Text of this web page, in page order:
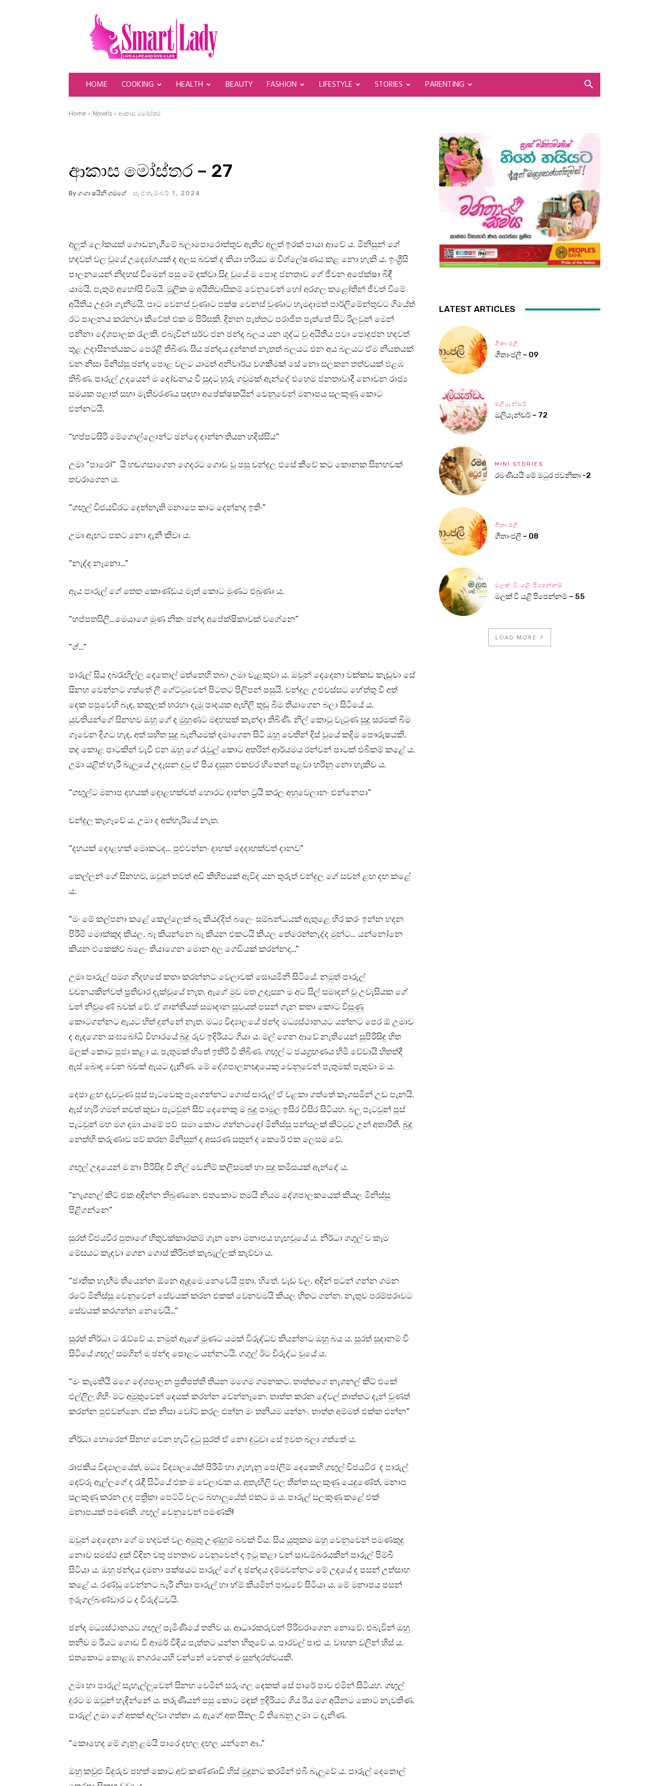
SmartLady
HOME COOKING HEALTH BEAUTY FASHION LIFESTYLE STORIES PARENTING
Home Novels ආකාස මෝස්තර
ආකාස මෝස්තර – 27
By ගංගා ෂයිනි ගමගේ සැප්තැම්බර් 1, 2024
අලුත් ලෝකයක් ගොඩනැගීමේ බලාපොරොත්තුව ඇතිව අලුත් ඉරක් පායා ආවේ ය. මිනිසුන් ගේ
හදවත් වල වූයේ උද්‍යෝගයක් ද අලස බවක් ද කියා හරියට ම විශ්ලේෂණය කළ නො හැකි ය. ඉංග්‍රීසි
පාලනයෙන් නිදහස් වීමෙන් පසු මේ දක්වා සිදු වූයේ ම පොදු ජනතාව ගේ ජීවන අපේක්ෂා බිඳී
යාමයි. පැතුම් අහෝසි වීමයි. මූලික ම අයිතිවාසිකම් වෙනුවෙන් හෝ අරගල කළෝතින් ජීවත් වීමේ
අයිතිය උදුරා ගැනීමයි. පාට වෙනස් වුණාට පක්ෂ වෙනස් වුණාට හැමදාමත් පාර්ලිමේන්තුවට ගියේත්
රට පාලනය කරනවා කීවේත් එක ම පිරිසකි. දිනන පැත්තට පරාජිත පැත්තේ සිට රිලවුන් මෙන්
පනිනා දේශපාලක රැලකි. එබැවින් සර්ව ජන ඡන්ද බලය යන ශුද්ධ වූ අයිතිය පවා පොදුජන හදවත්
තුළ උදාසීනත්යකට පෙරළී තිබිණ. සිය ඡන්දය දුන්නත් නැතත් බලයට එන අය බලයට ඒම නියතයක්
වන නිසා මිනිස්සු ඡන්ද පොළ වලට යාමත් අනිවාර්ය වගකීමක් සේ නො සලකන තත්වයක් එළඹ
තිබිණ. පාරුල් උදයෙන් ම දෝවනය වී සුදට හුරු ගවුමක් ඇන්දේ එහෙම ජනතාවාදී නොවන රාජ්‍ය
සමයක පළාත් සභා මැතිවරණය සඳහා අපේක්ෂකයින් වෙනුවෙන් මනාපය සලකුණු කොට
එන්නටයි.
“හප්පටසිරි මේගොල්ලොන්ට ඡන්දෙ දාන්න තියන හදිස්සිය”
උමා “පාරෝ” යි හඬගසාගෙන ගෙදරට ගොඩ වූ පසු චන්දුල එසේ කීවේ කට කොනක සිනහවක්
තවරාගෙන ය.
“ගඟුල් විජයවීරට දෙන්නැති මනාපෙ කාට දෙන්නද ඉතිං”
උමා ඇඟට පතට නො දැනී කීවා ය.
“නැද්ද නෑනො…”
ඇය පාරුල් ගේ තෙත කොණ්ඩය මෑත් කොට මූණට එබුණා ය.
“හප්පතසිලි…මෙයාගෙ මූණ නිකං ඡන්ද අපේක්ෂිකාවක් වගේනෙ”
“ශ්…”
පාරුල් සිය දබරැඟිල්ල දෙතොල් මත්තෙහි තබා උමා වැළකුවා ය. ඔවුන් දෙදෙනා වක්කඩ කැඩුවා සේ
සිනහ වෙන්නට ගත්තේ ලී ගේට්ටුවෙන් පිටතට පිලිපන් පසුයි. චන්දුල උළුවස්සට හේත්තු වී අත්
දෙක පපුවෙහි බැඳ, කකුලක් හරහා දැමූ පාදයක ඇඟිලි තුඩු බිම තියාගෙන බලා සිටියේ ය.
යුවතියන්ගේ සිනහව ඔහු ගේ ද මුහුණට මඳහසක් කැන්දා තිබිණි. නිල් කොටු වැටුණ සුදු සරමක් බිම
ගෑවෙන දිගට හැඳ, අත් සහිත සුදු බැනියමක් දමාගෙන සිටි ඔහු වෙතින් දිස් වූයේ කදිම පෞරුෂයකි.
තද කොළ පාටකින් වැවී එන ඔහු ගේ රැවුල් කොට අතරින් ආර්යමය රන්වන් පාටක් එබිකම් කළේ ය.
උමා යළිත් හැරී බැලූයේ උදෑසන දුටු ඒ පිය දසුන එකවර හිතෙන් පළවා හරිනු නො හැකිව ය.
“ගඟුල්ට මනාප දහයක් දොළහක්වත් හොරට දාන්න ට්‍රයි කරල අහුවෙලානං එන්නෙපා”
චන්දුල කෑගෑවේ ය. උමා ද අත්හැරියේ නැත.
“දහයක් දොළහක් මොකටද… පුළුවන්නං දාහක් දෙදාහක්වත් දානව”
කෙල්ලන් ගේ සිනහව, ඔවුන් තවත් අඩි කිහිපයක් ඇවිද යන තුරුත් චන්දුල ගේ සවන් ළඟ දඟ කළේ
ය.
“මං මේ කල්පනා කළේ කෙල්ලෙක් බෑ කියද්දිත් බලෙං සම්බන්ධයක් ඇතුළෙ හිර කරං ඉන්න හදන
පිරිමි මොක්කුද කියල. බෑ කියන්නෙ බෑ කියන එකටයි කියල තේරෙන්නැද්ද මුන්ට… යන්නෝනෙ
කියන එකෙක්ව බලෙං තියාගෙන මොන අල ගෙඩියක් කරන්නද…”
උමා පාරුල් සමග නිදහසේ කතා කරන්නට වෙලාවක් සොයමිනි සිටියේ. නමුත් පාරුල්
වචනයකින්වත් ප්‍රතිචාර දැක්වූයේ නැත. ඇගේ මුව මත උදෑසන ම අට සිල් සමාදන් වූ උවැසියක ගේ
වන් නිවුණේ බවක් වේ. ඒ ශාන්තියත් සමාදාන සුවයත් පසන් ගැන කතා කොට විසුණු
කොටගන්නට ඇයට හිත් දුන්නේ නැත. මධ්‍ය විද්‍යාලයේ ඡන්ද මධ්‍යස්ථානයට යන්නට පෙර ඕ උමාව
ද ඇදගෙන සංඝබෝධි විහාරයේ බුදු රුව ඉදිරියට ගියා ය. මල් ගෙන ආවේ නැතියෙන් සුපිරිසිඳු හිත
මලක් කොට පූජා කළා ය. පැතුමක් හිතේ ඉතිරි වී තිබිණ. ගඟුල් ට ජයග්‍රහණය හිමි වේවායි හිතත්දී
ඇස් බොඳ වෙන බවක් ඇයට දැනිණ. මේ දේශපාලනඥයෙකු වෙනුවෙන් පැතුමක් පැතුවා ම ය.
දෙපා ළඟ දැවටුණ පූස් පැටවෙකු පෑගෙන්නට ගොස් පාරුල් ඒ වළකා ගත්තේ කෑගසමින් උඩ පැනයි.
ඇස් හැරි ගමන් තවත් කුඩා පැටවුන් සිව් දෙනෙකු ම බුදු පාමුල ඉසිර විසිර සිටියහ. බලු පැටවුන් පූස්
පැටවුන් මහ මග දමා යාමේ පව් සමා කොට ගන්නටදෝ මිනිස්සු පන්සලක් කිට්ටුව උන් අතාරිති. බුදු
නෙත්හි කරුණාව පව් කරන මිනිසුන් ද අසරණ සතුන් ද කෙරේ එක ලෙසම වේ.
ගඟුල් උදයෙන් ම නා පිරිසිඳු වී නිල් ඩෙනිම් කලිසමක් හා සුදු කමිසයක් ඇන්දේ ය.
“නැශනල් කිට් එක අඳින්න තිබුණනෙ. එතකොට තමයි නියම දේශපාලකයෙක් කියල මිනිස්සු
පිළිගන්නෙ”
සුරත් විජයවීර පුතාගේ හිතුවක්කාරකම් ගැන නො මනාපය හැඟවූයේ ය. නිර්ධා ගගුල් ව කෑම
මේසයට කැඳවා ගෙන ගොස් කිරිබත් කැබැල්ලක් කැව්වා ය.
“ජාතික හැඟීම තියෙන්න ඕනෙ ඇඳුමෙ නෙවෙයි පුතා. හිතේ. වැඩ වල. අදින් පටන් ගන්න ගමන
රටේ මිනිස්සු වෙනුවෙන් සේවයක් කරන එකක් වෙනවමයි කියල හිතට ගන්න. නැතුව පරම්පරාවට
සේවයක් කරගන්න නෙවෙයි…”
සුරත් නිර්ධා ට රැව්වේ ය. නමුත් ඇගේ මූණට යමක් විරුද්ධව කියන්නට ඔහු බය ය. සුරත් සූදානම් වී
සිටියේ ගඟුල් සමගින් ම ඡන්ද පොළට යන්නටයි. ගගුල් ඊට විරුද්ධ වූයේ ය.
“මං කැමතියි මගෙ දේශපාලන ප්‍රතිපත්ති තියන මගෙම ගමනකට. තාත්තගෙ නැශනල් කිට් එකේ
එල්ලිල ගිහිං මට අමුතුවෙන් දෙයක් කරන්න වෙන්නෑනෙ. තාත්ත කරන දේවල් තාත්තට දැන් වුණත්
කරන්න පුළුවන්නෙ. ඒක නිසා වෝට් කරල එන්න මං තනියම යන්නං. තාත්ත අම්මත් එක්ක එන්න”
නිර්ධා හොරෙන් සිනහ වෙන හැටි දුටු සුරත් ඒ නො දුටුවා සේ ඉවත බලා ගත්තේ ය.
රාජකීය විද්‍යාලයේත්, මධ්‍ය විද්‍යාලයේත් පිරිමි හා ගැහැනු පෝලිම් දෙකෙහි ගඟුල් විජයවීර ද පාරුල්
දෙව්රූ ඇල්ලගේ ද රැඳී සිටියේ එක ම වෙලාවක ය. අතැඟිලි වල තීන්ත සලකුණු යෙදුණේත්, මනාප
සලකුණු කරන ලද පත්‍රිකා පෙට්ටි වලට බහාලුයේත් එකට ම ය. පාරුල් සලකුණු කළේ එක්
මනාපයක් පමණකි. ගඟුල් වෙනුවෙන් පමණකි!
ඔවුන් දෙදෙනා ගේ ම හදවත් වල අමුතු උණුහුම් බවක් විය. සිය යුතුකම ඔහු වෙනුවෙන් පමණකුදු
නොව සමස්ථ දුක් විඳින වතු ජනතාව වෙනුවෙන් ද ඉටු කළා වන් සාඩම්බරයකින් පාරුල් පිම්බී
සිටියා ය. ඔහු ඡන්දය දමනා පක්ෂයට පාරුල් ගේ ද ඡන්දය දම්මවන්නට මේ උදයේ ද පසන් උත්සාහ
කළේ ය. රණ්ඩු වෙන්නට බැරි නිසා පාරුල් හා හ්ම් කියමින් පාඩුවේ සිටියා ය. මේ මනාපය පසන්
ඉරුගල්බණ්ඩාර ට ද විරුද්ධවයි.
ඡන්ද මධ්‍යස්ථානයට ගඟුල් පැමිණියේ තනිව ය. ආධාරකරුවන් පිරිවරාගෙන නොවේ. එබැවින් ඔහු
තනිව ම රියට ගොඩ වී ආමර් වීදිය පැත්තට යන්න හිතුවේ ය. පාරවල් පාළු ය. වාහන වලින් හිස් ය.
එතකොට කොළඹ නගරයෙහි වන්නේ වෙනත් ම සුන්දරත්වයකි.
උමා හා පාරුල් සැහැල්ලුවෙන් සිනහ වෙමින් සරුංගල දෙකක් සේ පාරේ පාව එමින් සිටියහ. ගඟුල්
දුරට ම ඔවුන් හැඳින්නේ ය. තරුණියන් පසු කොට මඳක් ඉදිරියට ගිය රිය මග අයිනට කොට නැවතිණ.
පාරුල් උමා ගේ අතක් අල්වා ගත්තා ය. ඇගේ අත සීතල වී තිබෙනු උමා ට දැනිණ.
“කොහෙද මේ ගෑනු ළමයි පාරෙ දඟල දඟල යන්නෙ ආ..”
ඔහු කවුළු වීදුරුව පහත් කොට අව් කණ්ණාඩි හිස් මුදුනට කරමින් එබී බැලුවේ ය. පාරුල් දෙතොල්
LATEST ARTICLES
ගීතාංජලී
ගීතාංජලී – 09
ඔලියැන්ඩර්
ඔලියැන්ඩර් – 72
MINI STORIES
රමණීයයි මේ මධුර ජවනිකා -2
ගීතාංජලී
ගීතාංජලී – 08
මලක් වී යළි පිපෙන්නම්
මලක් වී යළි පිපෙන්නම් – 55
LOAD MORE